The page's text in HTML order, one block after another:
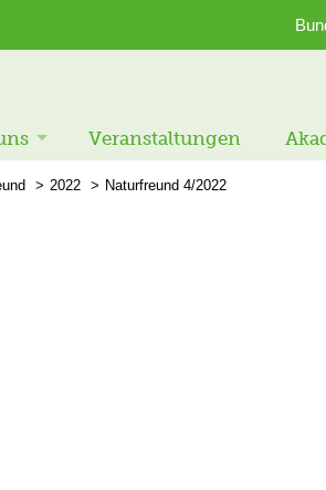
Veranstaltungen
2022 Naturfreund 4/2022